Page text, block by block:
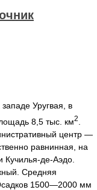
Уругвая, в
8,5 тыс. км2
центр —
равнинная, на
Кучилья-де-Аэдо.
Средняя
1500—2000 мм